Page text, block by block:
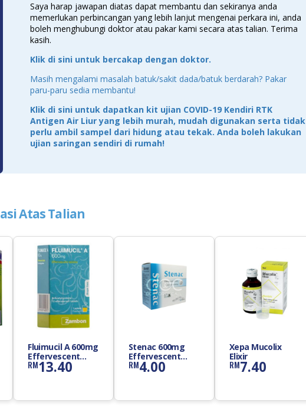
Saya harap jawapan diatas dapat membantu dan sekiranya anda
memerlukan perbincangan yang lebih lanjut mengenai perkara ini, anda
boleh menghubungi doktor atau pakar kami secara atas talian. Terima
kasih.
Klik di sini untuk bercakap dengan doktor.
Masih mengalami masalah batuk/sakit dada/batuk berdarah? Pakar
paru-paru sedia membantu!
Klik di sini untuk dapatkan kit ujian COVID-19 Kendiri RTK
Antigen Air Liur yang lebih murah, mudah digunakan serta tidak
perlu ambil sampel dari hidung atau tekak. Anda boleh lakukan
ujian saringan sendiri di rumah!
Atas Talian
Fluimucil A 600mg
Effervescent
Tablet
RM13.40
Stenac 600mg
Effervescent
Tablet
RM4.00
Xepa Mucolix
Elixir
RM7.40